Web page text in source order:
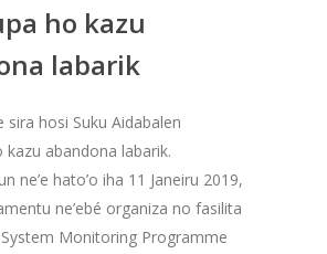
ho kazu
labarik
sira hosi Suku Aidabalen
kazu abandona labarik.
ne’e hato’o iha 11 Janeiru 2019,
ne’ebé organiza no fasilita
System Monitoring Programme